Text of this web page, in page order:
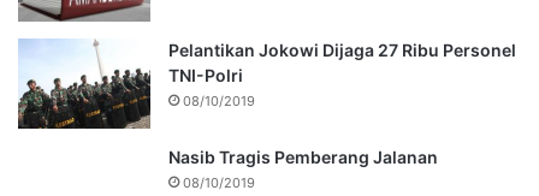
Pelantikan Jokowi Dijaga 27 Ribu Personel
TNI-Polri
08/10/2019
Nasib Tragis Pemberang Jalanan
08/10/2019